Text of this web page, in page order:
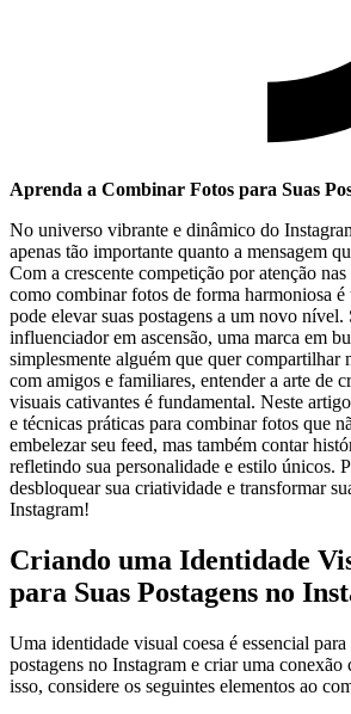
Aprenda a Combinar Fotos para⁤ Suas
No universo vibrante e dinâmico do⁢
apenas tão importante⁢ quanto a ​mensagem
Com ⁤a crescente⁤ competição ⁣por ​atenção ​nas
como combinar fotos de ⁢forma harmoniosa
pode elevar suas postagens a um novo nível.
influenciador em ascensão, uma marca em
simplesmente alguém que ⁣quer compartilhar⁣
com amigos e ⁤familiares, entender a arte de
⁢visuais cativantes‍ é ⁢fundamental. Neste
e técnicas práticas para combinar fotos que
embelezar seu feed, mas também contar
refletindo sua‌ personalidade​ e estilo únicos.
desbloquear sua criatividade e transformar
Instagram!
Criando uma Identidade
para Suas Postagens no
Uma identidade visual ⁢coesa é essencial ‌para
‌postagens no Instagram e criar⁣ uma⁣ conexão
isso, considere⁤ os seguintes elementos ao